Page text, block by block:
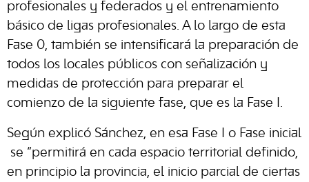
profesionales y federados y el entrenamiento
básico de ligas profesionales. A lo largo de esta
Fase 0, también se intensificará la preparación de
todos los locales públicos con señalización y
medidas de protección para preparar el
comienzo de la siguiente fase, que es la Fase I.
Según explicó Sánchez, en esa Fase I o Fase inicial
se “permitirá en cada espacio territorial definido,
en principio la provincia, el inicio parcial de ciertas